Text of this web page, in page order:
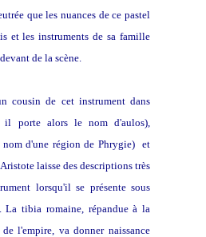
que les nuances de ce pastel
et les instruments de sa famille
de la scène.
cousin de cet instrument dans
il porte alors le nom d'aulos),
nom d'une région de Phrygie) et
laisse des descriptions très
lorsqu'il se présente sous
La tibia romaine, répandue à la
l'empire, va donner naissance